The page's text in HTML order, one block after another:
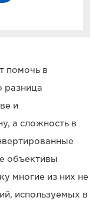
помочь в
разница
и
а сложность в
объективы
многие из них не
используемых в